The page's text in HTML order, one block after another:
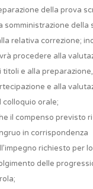
della prova
somministrazione della
relativa correzione;
procedere alla
titoli e alla
e alla
colloquio orale;
il compenso previsto
in corrispondenza
richiesto per lo
delle